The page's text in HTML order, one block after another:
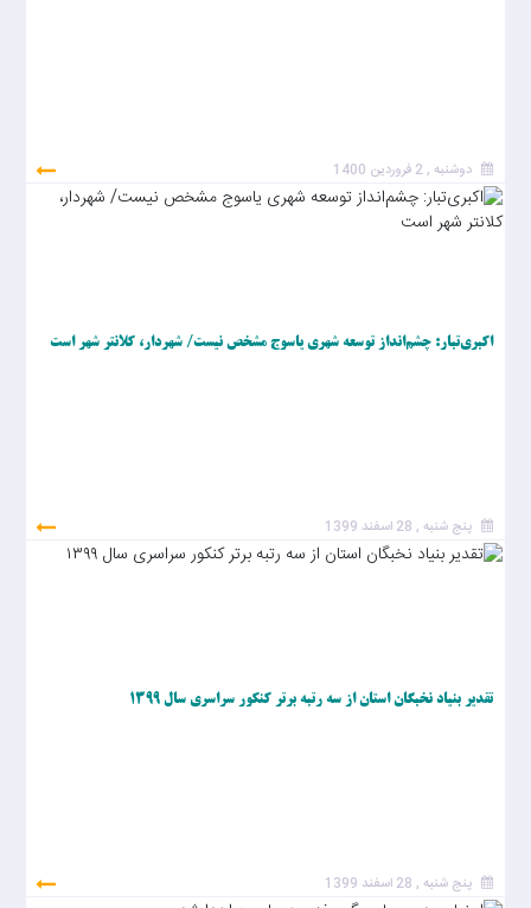
دوشنبه , 2 فروردین 1400
اکبری‌تبار: چشم‌انداز توسعه شهری یاسوج مشخص نیست/ شهردار، کلانتر شهر است
پنج شنبه , 28 اسفند 1399
تقدیر بنیاد نخبگان استان از سه رتبه برتر کنکور سراسری سال ۱۳۹۹
پنج شنبه , 28 اسفند 1399